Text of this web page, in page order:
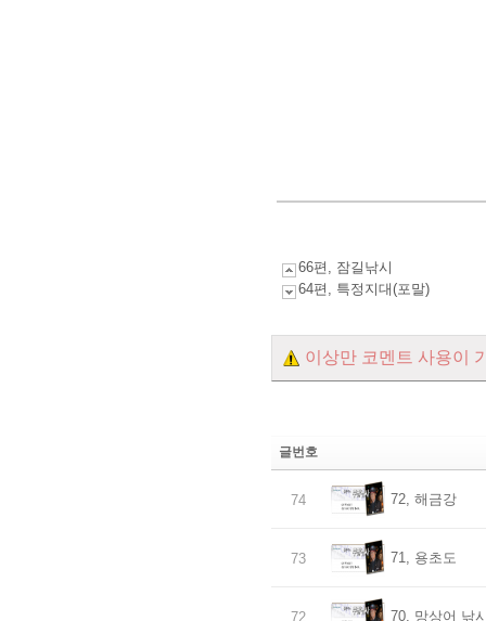
66편, 잠길낚시
64편, 특정지대(포말)
이상만 코멘트 사용이
글번호
74 72, 해금강
73 71, 용초도
72 70, 망상어 낚